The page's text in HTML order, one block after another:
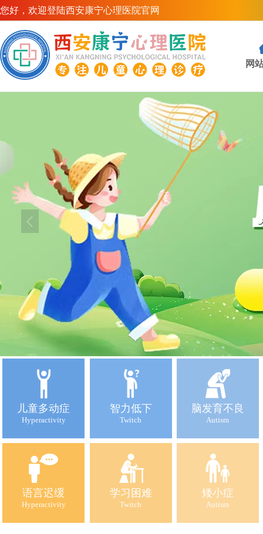
您好，欢迎登陆西安康宁心理医院官网
网
儿童多动症
Hyperactivity
智力低下
Twitch
脑发育不良
Autism
语言迟缓
Hyperactivity
学习困难
Twitch
矮小症
Autism